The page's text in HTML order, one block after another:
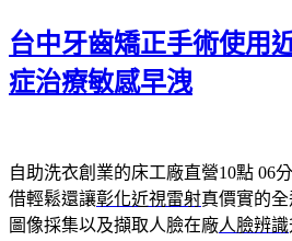
日
期:
台中牙齒矯正手術使用
症治療敏感早洩
自助洗衣創業的床工廠直營10點 06
借輕鬆還讓彰化近視雷射真價實的
圖像採集以及擷取人臉在廠人臉辨識